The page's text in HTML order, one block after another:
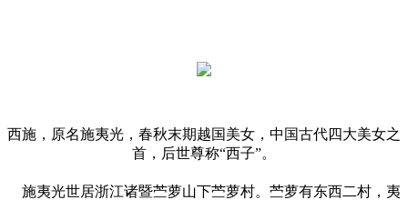
西施，原名施夷光，春秋末期越国美女，中国古代四大美女之
首，后世尊称“西子”。
施夷光世居浙江诸暨苎萝山下苎萝村。苎萝有东西二村，夷